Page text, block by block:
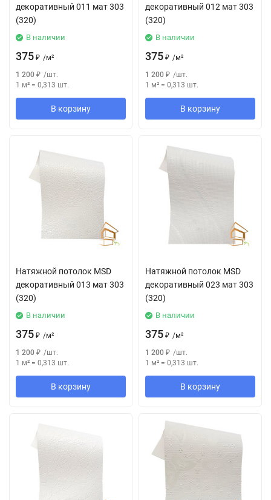
декоративный 011 мат 303
(320)
В наличии
375 ₽ /м²
1 200 ₽ /шт.
1 м² = 0,313 шт.
В корзину
декоративный 012 мат 303
(320)
В наличии
375 ₽ /м²
1 200 ₽ /шт.
1 м² = 0,313 шт.
В корзину
Натяжной потолок MSD
декоративный 013 мат 303
(320)
В наличии
375 ₽ /м²
1 200 ₽ /шт.
1 м² = 0,313 шт.
В корзину
Натяжной потолок MSD
декоративный 023 мат 303
(320)
В наличии
375 ₽ /м²
1 200 ₽ /шт.
1 м² = 0,313 шт.
В корзину